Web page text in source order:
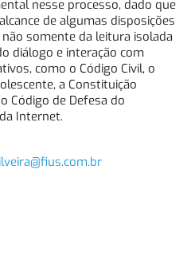
nesse processo, dado que
de algumas disposições
somente da leitura isolada
diálogo e interação com
como o Código Civil, o
a Constituição
Código de Defesa do
Internet.